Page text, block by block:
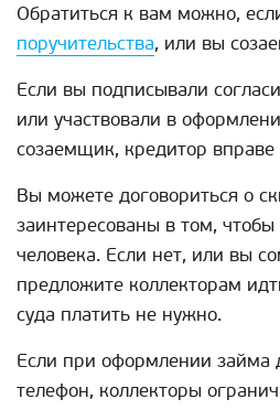
Обратиться к вам можно,
поручительства, или вы
Если вы подписывали
или участвовали в
созаемщик, кредитор вправе
Вы можете договориться о
заинтересованы в том,
человека. Если нет, или вы
предложите коллекторам
суда платить не нужно.
Если при оформлении займа
телефон, коллекторы